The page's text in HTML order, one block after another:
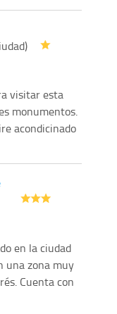
visitar esta
monumentos.
acondicinado
en la ciudad
una zona muy
Cuenta con